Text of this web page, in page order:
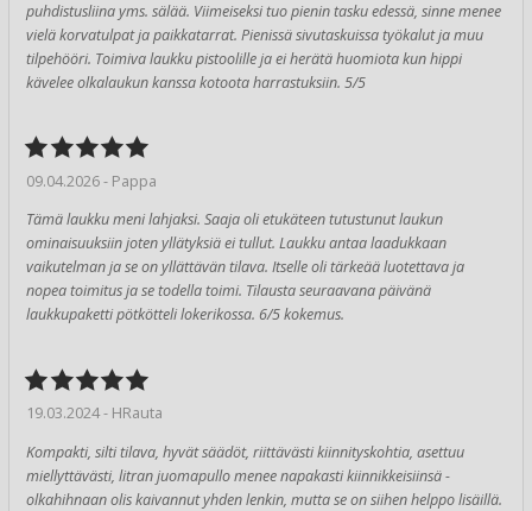
puhdistusliina yms. sälää. Viimeiseksi tuo pienin tasku edessä, sinne menee
vielä korvatulpat ja paikkatarrat. Pienissä sivutaskuissa työkalut ja muu
tilpehööri. Toimiva laukku pistoolille ja ei herätä huomiota kun hippi
kävelee olkalaukun kanssa kotoota harrastuksiin. 5/5
09.04.2026 - Pappa
Tämä laukku meni lahjaksi. Saaja oli etukäteen tutustunut laukun
ominaisuuksiin joten yllätyksiä ei tullut. Laukku antaa laadukkaan
vaikutelman ja se on yllättävän tilava. Itselle oli tärkeää luotettava ja
nopea toimitus ja se todella toimi. Tilausta seuraavana päivänä
laukkupaketti pötkötteli lokerikossa. 6/5 kokemus.
19.03.2024 - HRauta
Kompakti, silti tilava, hyvät säädöt, riittävästi kiinnityskohtia, asettuu
miellyttävästi, litran juomapullo menee napakasti kiinnikkeisiinsä -
olkahihnaan olis kaivannut yhden lenkin, mutta se on siihen helppo lisäillä.